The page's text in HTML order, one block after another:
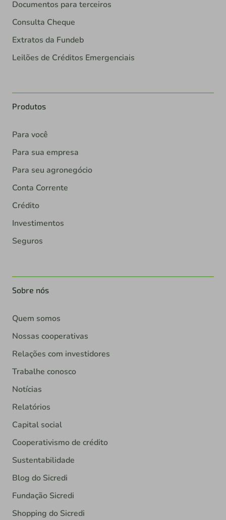
Documentos para terceiros
Consulta Cheque
Extratos da Fundeb
Leilões de Créditos Emergenciais
Produtos
Para você
Para sua empresa
Para seu agronegócio
Conta Corrente
Crédito
Investimentos
Seguros
Sobre nós
Quem somos
Nossas cooperativas
Relações com investidores
Trabalhe conosco
Notícias
Relatórios
Capital social
Cooperativismo de crédito
Sustentabilidade
Blog do Sicredi
Fundação Sicredi
Shopping do Sicredi